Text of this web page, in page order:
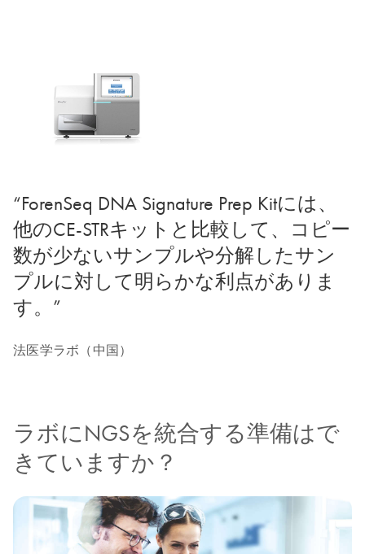
“ForenSeq DNA Signature Prep Kitには、
他のCE-STRキットと比較して、コピー
数が少ないサンプルや分解したサン
プルに対して明らかな利点がありま
す。”
法医学ラボ（中国）
ラボにNGSを統合する準備はで
きていますか？